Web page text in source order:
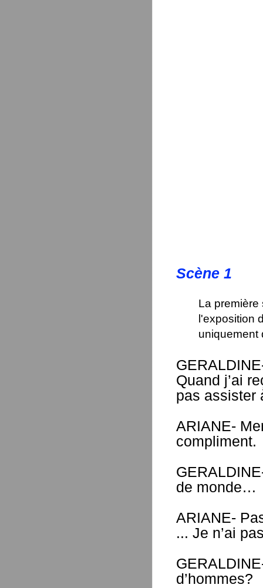
Scène 1
La
l'exposition
uniquement
Quand j’ai
pas assister
ARIANE-
compliment.
de monde…
ARIANE-
... Je n’ai
d’hommes?